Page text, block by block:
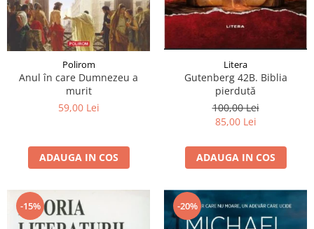
Polirom
Anul în care Dumnezeu a
murit
59,00 Lei
ADAUGA IN COS
Litera
Gutenberg 42B. Biblia
pierdută
100,00 Lei
85,00 Lei
ADAUGA IN COS
-15% -20%